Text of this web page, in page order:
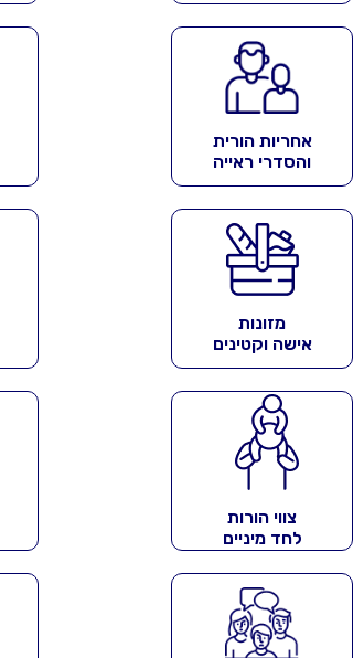
אחריות הורית
והסדרי ראייה
מזונות
אישה וקטינים
צווי הורות
לחד מיניים